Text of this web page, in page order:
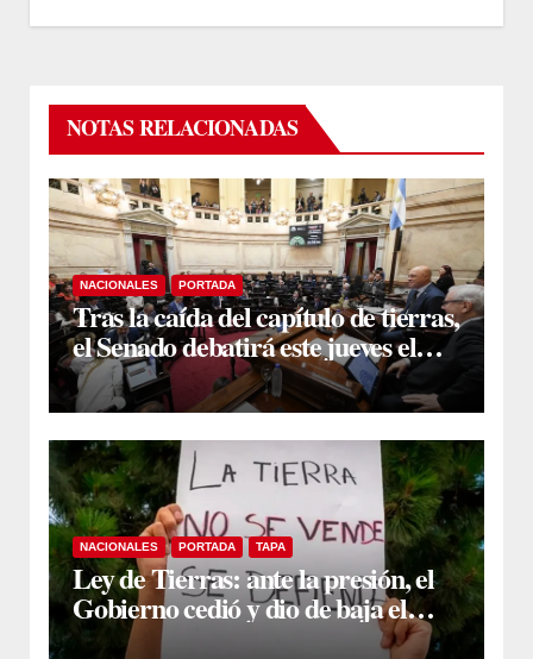
NOTAS RELACIONADAS
NACIONALES PORTADA
Tras la caída del capítulo de tierras,
el Senado debatirá este jueves el
proyecto sobre propiedad privada
NACIONALES PORTADA TAPA
Ley de Tierras: ante la presión, el
Gobierno cedió y dio de baja el
capítulo de la polémica